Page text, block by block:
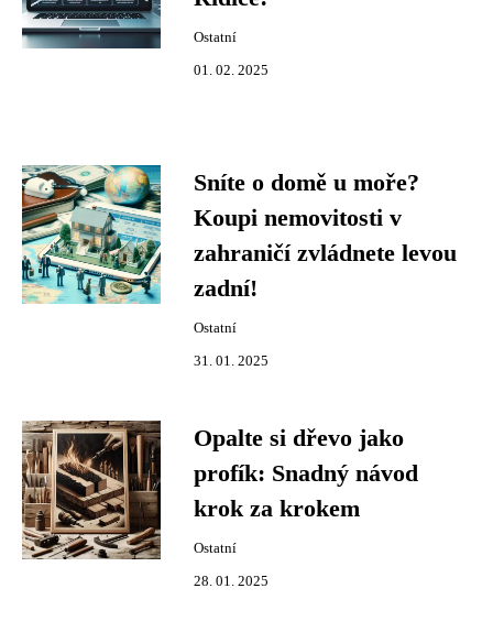
Ostatní
01. 02. 2025
Sníte o domě u moře?
Koupi nemovitosti v
zahraničí zvládnete levou
zadní!
Ostatní
31. 01. 2025
Opalte si dřevo jako
profík: Snadný návod
krok za krokem
Ostatní
28. 01. 2025